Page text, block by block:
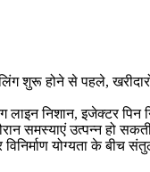
शुरू होने से पहले, खरीदारों
लाइन निशान, इजेक्टर
समस्याएं उत्पन्न हो
योग्यता के बीच